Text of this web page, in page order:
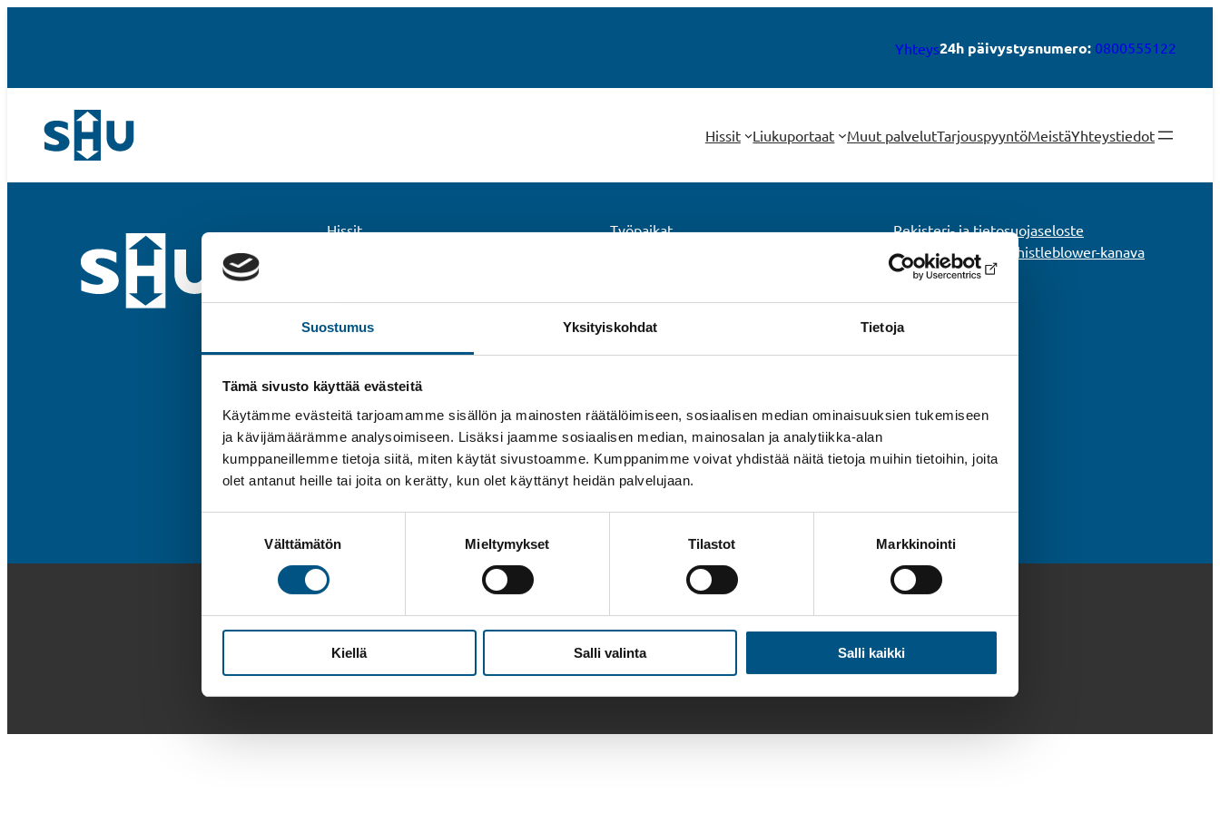
Suostumus Yksityiskohdat Tietoja
Tämä sivusto käyttää evästeitä
Käytämme evästeitä tarjoamamme sisällön ja mainosten räätälöimiseen, sosiaalisen median ominaisuuksien tukemiseen
ja kävijämäärämme analysoimiseen. Lisäksi jaamme sosiaalisen median, mainosalan ja analytiikka-alan
kumppaneillemme tietoja siitä, miten käytät sivustoamme. Kumppanimme voivat yhdistää näitä tietoja muihin tietoihin, joita
olet antanut heille tai joita on kerätty, kun olet käyttänyt heidän palvelujaan.
Välttämätön Mieltymykset Tilastot Markkinointi
Kiellä Salli valinta Salli kaikki
Yhteys24h päivystysnumero: 0800555122
Hissit Liukuportaat Muut palvelutTarjouspyyntöMeistäYhteystiedot
Hissit
Yhteystiedot
Työpaikat
Rekisteri- ja tietosuojaseloste
Tietoa evästeistä
Whistleblower-kanava
Facebook
Instagram
LinkedIn
Suomen Hissiurakointi Oy